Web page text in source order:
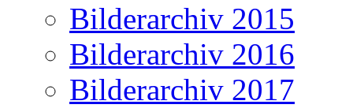
Bilderarchiv 2015
Bilderarchiv 2016
Bilderarchiv 2017